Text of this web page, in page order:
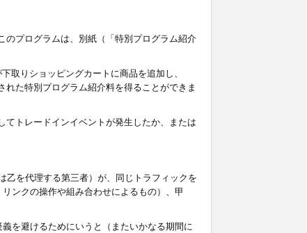
プログラムは、別紙（「特別プログラム紹介
取りショッピングカートに商品を追加し、
た特別プログラム紹介料を得ることができま
トレードインイベントが発生したか、または
を代理する第三者）が、同じトラフィックを
ンクの操作や組み合わせによるもの）、甲
を避けるためにいうと（またいかなる期間に